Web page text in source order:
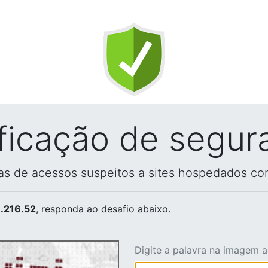
de
de acessos suspeitos a sites hospedados
, responda ao desafio abaixo.
Digite a palavra na imagem